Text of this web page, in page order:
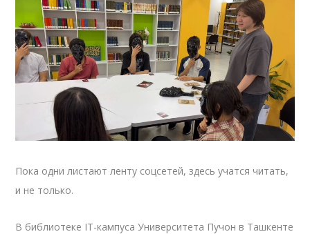
Пока одни листают ленту соцсетей, здесь учатся читать,
и не только.
В библиотеке IT-кампуса Университета Пучон в Ташкенте